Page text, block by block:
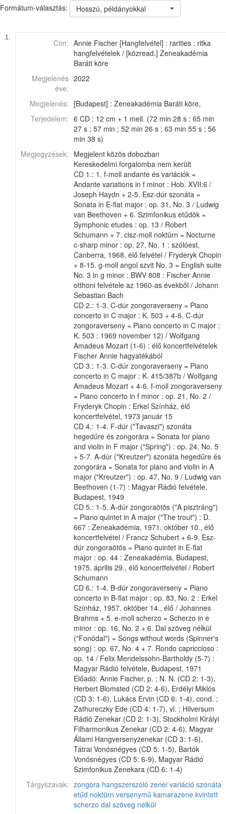
Formátum-választás: Hosszú, példányokkal
1.
Cím: Annie Fischer [Hangfelvétel] : rarities : ritka
hangfelvételek / [közread.] Zeneakadémia
Baráti köre
Megjelenés
éve:
2022
Megjelenés: [Budapest] : Zeneakadémia Baráti köre,
Terjedelem: 6 CD ; 12 cm + 1 mell. (72 min 28 s ; 65 min
27 s ; 57 min ; 52 min 26 s ; 63 min 55 s ; 56
min 38 s)
Megjegyzések: Megjelent közös dobozban
Kereskedelmi forgalomba nem került
CD 1.: 1. f-moll andante és variációk =
Andante variations in f minor : Hob. XVII:6 /
Joseph Haydn + 2-5. Esz-dúr szonáta =
Sonata in E-flat major : op. 31, No. 3 / Ludwig
van Beethoven + 6. Szimfonikus etűdök =
Symphonic etudes : op. 13 / Robert
Schumann + 7. cisz-moll noktürn = Nocturne
c-sharp minor : op. 27, No. 1 : szólóest,
Canberra, 1968, élő felvétel / Fryderyk Chopin
+ 8-15. g-moll angol szvit No. 3 = English suite
No. 3 in g minor : BWV 808 : Fischer Annie
otthoni felvétele az 1960-as évekből / Johann
Sebastian Bach
CD 2.: 1-3. C-dúr zongoraverseny = Piano
concerto in C major : K. 503 + 4-6. C-dúr
zongoraverseny = Piano concerto in C major :
K. 503 : 1969 november 12) / Wolfgang
Amadeus Mozart (1-6) : élő koncertfelvételek
Fischer Annie hagyatékából
CD 3.: 1-3. C-dúr zongoraverseny = Piano
concerto in C major : K. 415/387b / Wolfgang
Amadeus Mozart + 4-6. f-moll zongoraverseny
= Piano concerto in f minor : op. 21, No. 2 /
Fryderyk Chopin : Erkel Színház, élő
koncertfelvétel, 1973 január 15
CD 4.: 1-4. F-dúr ("Tavaszi") szonáta
hegedűre és zongorára = Sonata for piano
and violin in F major ("Spring") : op. 24, No. 5
+ 5-7. A-dúr ("Kreutzer") szonáta hegedűre és
zongorára = Sonata for piano and violin in A
major ("Kreutzer") : op. 47, No. 9 / Ludwig van
Beethoven (1-7) : Magyar Rádió felvétele,
Budapest, 1949
CD 5.: 1-5. A-dúr zongoraötös ("A pisztráng")
= Piano quintet in A major ("The trout") : D.
667 : Zeneakadémia, 1971. október 10., élő
koncertfelvétel / Francz Schubert + 6-9. Esz-
dúr zongoraötös = Piano quintet in E-flat
major : op. 44 : Zeneakadémia, Budapest,
1975. április 29., élő koncertfelvétel / Robert
Schumann
CD 6.: 1-4. B-dúr zongoraverseny = Piano
concerto in B-flat major : op. 83, No. 2 : Erkel
Színház, 1957. október 14., élő / Johannes
Brahms + 5. e-moll scherzo = Scherzo in e
minor : op. 16, No. 2 + 6. Dal szöveg nélkül
("Fonódal") = Songs without words (Spinner's
song) : op. 67, No. 4 + 7. Rondo capriccioso :
op. 14 / Felix Mendelssohn-Bartholdy (5-7) :
Magyar Rádió felvétele, Budapest, 1971
Előadó: Annie Fischer, p. ; N. N. (CD 2: 1-3),
Herbert Blomsted (CD 2: 4-6), Erdélyi Miklós
(CD 3: 1-6), Lukács Ervin (CD 6: 1-4), cond. ;
Zathureczky Ede (CD 4: 1-7), vl. ; Hilversum
Rádió Zenekar (CD 2: 1-3), Stockholmi Királyi
Filharmonikus Zenekar (CD 2: 4-6), Magyar
Állami Hangversenyzenekar (CD 3: 1-6),
Tátrai Vonósnégyes (CD 5: 1-5), Bartók
Vonósnégyes (CD 5: 6-9), Magyar Rádió
Szimfonikus Zenekara (CD 6: 1-4)
Tárgyszavak: zongora hangszerszóló zenei variáció szonáta
etűd noktürn versenymű kamarazene kvintett
scherzo dal szöveg nélkül